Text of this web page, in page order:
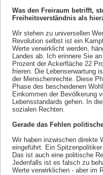
Was den Freiraum betrifft,
Freiheitsverständnis als
Wir stehen zu universellen
Revolution selbst ist ein
Werte verwirklicht werden,
Landes ab. Ich erinnere Sie
Prozent der Ackerfläche 22
frieren. Die Lebenserwartung
der Menschenrechte. Diese
Phase des bescheidenen
Einkommen der Bevölkerung
Lebensstandards gehen. In
sozialen Rechten.
Gerade das Fehlen
Wir haben inzwischen direkte
eingeführt. Ein
Das ist auch eine politische
Jedenfalls ist es falsch zu
Werte verwirklichen - aber im